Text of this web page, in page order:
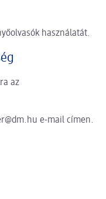
használatát.
az
e-mail címen.